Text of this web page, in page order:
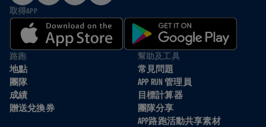
取得APP
路跑
地點
團隊
成績
贈送兌換券
幫助及工具
常見問題
APP RUN 管理員
目標計算器
團隊分享
APP路跑活動共享素材